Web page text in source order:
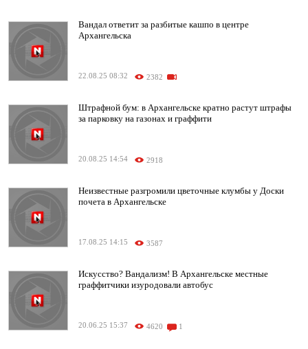
Вандал ответит за разбитые кашпо в центре
Архангельска
22.08.25 08:32 2382
Штрафной бум: в Архангельске кратно растут штрафы
за парковку на газонах и граффити
20.08.25 14:54 2918
Неизвестные разгромили цветочные клумбы у Доски
почета в Архангельске
17.08.25 14:15 3587
Искусство? Вандализм! В Архангельске местные
граффитчики изуродовали автобус
20.06.25 15:37 4620 1